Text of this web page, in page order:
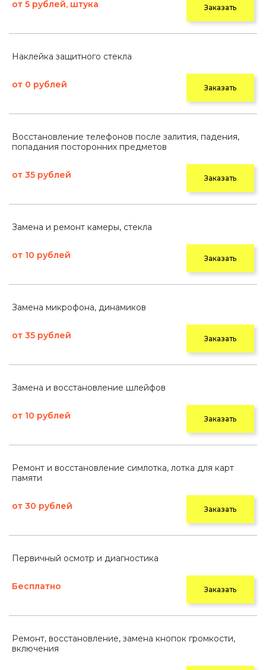
от 5 рублей, штука Заказать
Наклейка защитного стекла
от 0 рублей Заказать
Восстановление телефонов после залития, падения,
попадания посторонних предметов
от 35 рублей Заказать
Замена и ремонт камеры, стекла
от 10 рублей Заказать
Замена микрофона, динамиков
от 35 рублей Заказать
Замена и восстановление шлейфов
от 10 рублей Заказать
Ремонт и восстановление симлотка, лотка для карт
памяти
от 30 рублей Заказать
Первичный осмотр и диагностика
Бесплатно Заказать
Ремонт, восстановление, замена кнопок громкости,
включения